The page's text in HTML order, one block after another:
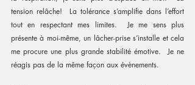
tension relâche!  La tolérance s’amplifie dans l’effort
tout en respectant mes limites.  Je me sens plus
présente à moi-même, un lâcher-prise s’installe et cela
me procure une plus grande stabilité émotive.  Je ne
réagis pas de la même façon aux évènements.